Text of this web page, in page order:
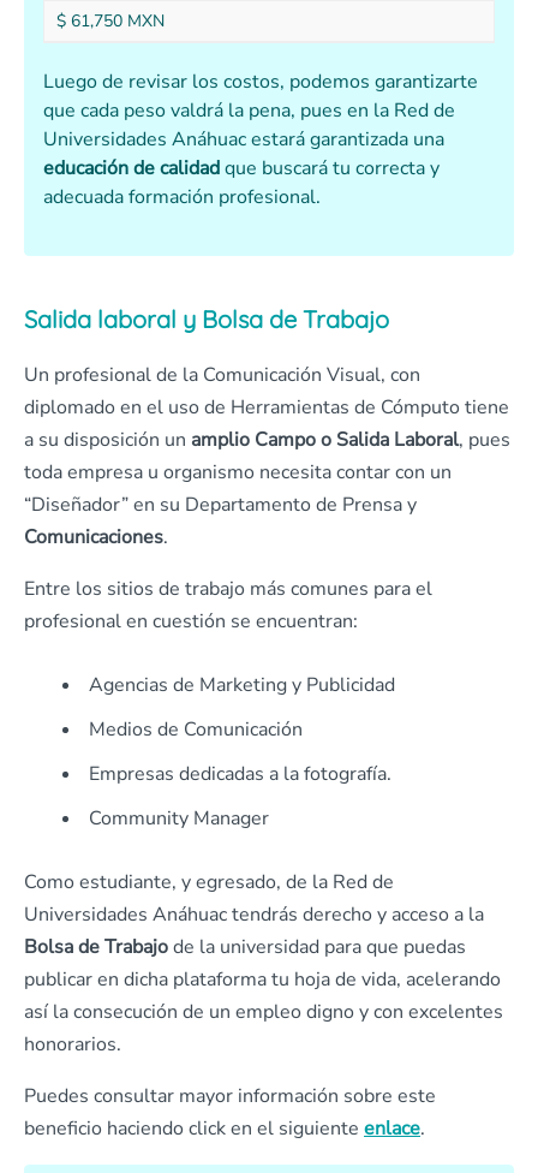
$ 61,750 MXN
Luego de revisar los costos, podemos garantizarte
que cada peso valdrá la pena, pues en la Red de
Universidades Anáhuac estará garantizada una
educación de calidadque buscará tu correcta y
adecuada formación profesional.
Salida laboral y Bolsa de Trabajo
Un profesional de la Comunicación Visual, con
diplomado en el uso de Herramientas de Cómputo tiene
a su disposición un amplio Campo o Salida Laboral, pues
toda empresa u organismo necesita contar con un
“Diseñador” en su Departamento de Prensa y
Comunicaciones.
Entre los sitios de trabajo más comunes para el
profesional en cuestión se encuentran:
Agencias de Marketing y Publicidad
Medios de Comunicación
Empresas dedicadas a la fotografía.
Community Manager
Como estudiante, y egresado, de la Red de
Universidades Anáhuac tendrás derecho y acceso a la
Bolsa de Trabajode la universidad para que puedas
publicar en dicha plataforma tu hoja de vida, acelerando
así la consecución de un empleo digno y con excelentes
honorarios.
Puedes consultar mayor información sobre este
beneficio haciendo click en el siguiente enlace.